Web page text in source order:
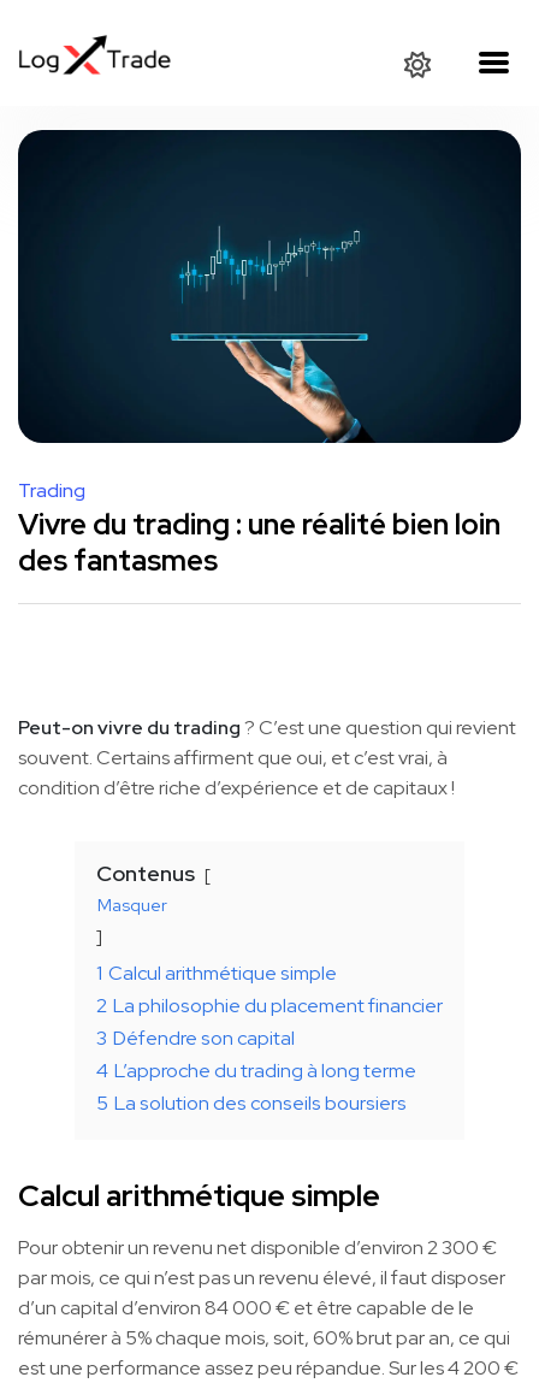
Trading
Vivre du trading : une réalité bien loin
des fantasmes
Peut-on vivre du trading? C’est une question qui revient
souvent. Certains affirment que oui, et c’est vrai, à
condition d’être riche d’expérience et de capitaux !
Contenus
Masquer
1 Calcul arithmétique simple
2 La philosophie du placement financier
3 Défendre son capital
4 L’approche du trading à long terme
5 La solution des conseils boursiers
Calcul arithmétique simple
Pour obtenir un revenu net disponible d’environ 2 300 €
par mois, ce qui n’est pas un revenu élevé, il faut disposer
d’un capital d’environ 84 000 € et être capable de le
rémunérer à 5% chaque mois, soit, 60% brut par an, ce qui
est une performance assez peu répandue. Sur les 4 200 €